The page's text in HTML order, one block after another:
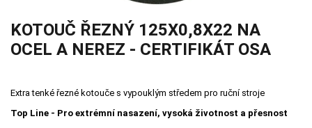
KOTOUČ ŘEZNÝ 125X0,8X22 NA
OCEL A NEREZ - CERTIFIKÁT OSA
Extra tenké řezné kotouče s vypouklým středem pro ruční stroje
Top Line - Pro extrémní nasazení, vysoká životnost a přesnost